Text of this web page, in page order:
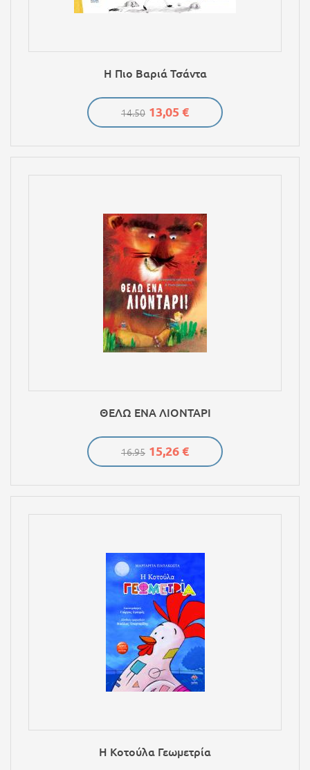
Η Πιο Βαριά Τσάντα
14.50 13,05 €
ΘΕΛΩ ΕΝΑ ΛΙΟΝΤΑΡΙ
16.95 15,26 €
Η Κοτούλα Γεωμετρία